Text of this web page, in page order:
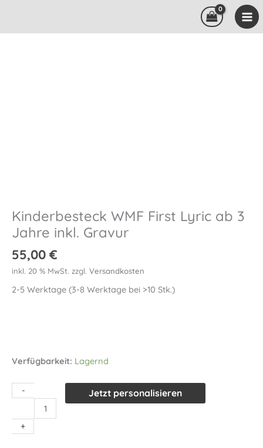
springen
Kinderbesteck WMF First Lyric ab 3
Jahre inkl. Gravur
55,00 €
inkl. 20 % MwSt. zzgl. Versandkosten
2-5 Werktage (3-8 Werktage bei >10 Stk.)
Verfügbarkeit: Lagernd
-
Kinderbesteck
WMF
First
+
Jetzt personalisieren